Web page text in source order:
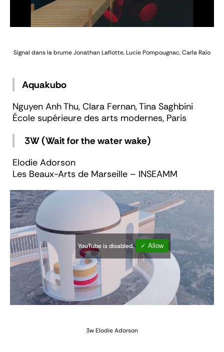
Signal dans la brumeJonathan Laflotte, Lucie Pompougnac, Carla Raïo
Aquakubo
Nguyen Anh Thu, Clara Fernan, Tina Saghbini
École supérieure des arts modernes, Paris
3W (Wait for the water wake)
Elodie Adorson
Les Beaux-Arts de Marseille – INSEAMM
YouTube is disabled. ✓ Allow
3wElodie Adorson